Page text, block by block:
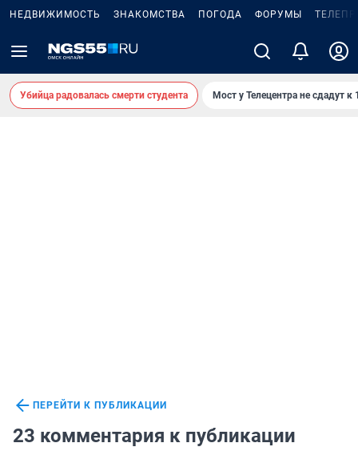
НЕДВИЖИМОСТЬ ЗНАКОМСТВА ПОГОДА ФОРУМЫ
Убийца радовалась смерти студента Мост у Телецентра не сдадут к
ПЕРЕЙТИ К ПУБЛИКАЦИИ
23 комментария к публикации